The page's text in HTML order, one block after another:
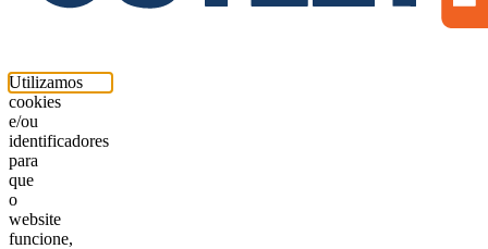
Utilizamos
cookies
e/ou
identificadores
para
que
o
website
funcione,